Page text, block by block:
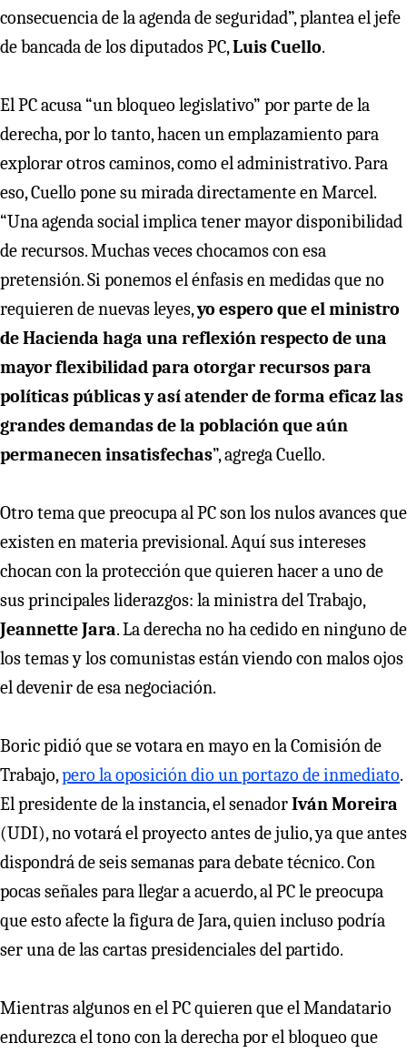
consecuencia de la agenda de seguridad”, plantea el jefe
de bancada de los diputados PC,Luis Cuello.
El PC acusa “un bloqueo legislativo” por parte de la
derecha, por lo tanto, hacen un emplazamiento para
explorar otros caminos, como el administrativo. Para
eso, Cuello pone su mirada directamente en Marcel.
“Una agenda social implica tener mayor disponibilidad
de recursos. Muchas veces chocamos con esa
pretensión. Si ponemos el énfasis en medidas que no
requieren de nuevas leyes,yo espero que el ministro
de Hacienda haga una reflexión respecto de una
mayor flexibilidad para otorgar recursos para
políticas públicas y así atender de forma eficaz las
grandes demandas de la población que aún
permanecen insatisfechas”, agrega Cuello.
Otro tema que preocupa al PC son los nulos avances que
existen en materia previsional. Aquí sus intereses
chocan con la protección que quieren hacer a uno de
sus principales liderazgos: la ministra del Trabajo,
Jeannette Jara. La derecha no ha cedido en ninguno de
los temas y los comunistas están viendo con malos ojos
el devenir de esa negociación.
Boric pidió que se votara en mayo en la Comisión de
Trabajo,pero la oposición dio un portazo de inmediato.
El presidente de la instancia, el senadorIván Moreira
(UDI), no votará el proyecto antes de julio, ya que antes
dispondrá de seis semanas para debate técnico. Con
pocas señales para llegar a acuerdo, al PC le preocupa
que esto afecte la figura de Jara, quien incluso podría
ser una de las cartas presidenciales del partido.
Mientras algunos en el PC quieren que el Mandatario
endurezca el tono con la derecha por el bloqueo que